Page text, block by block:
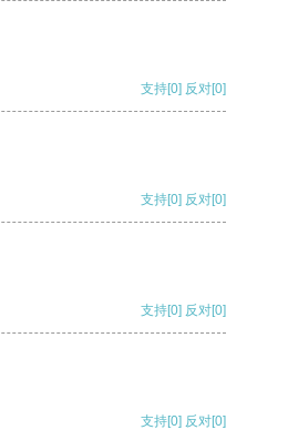
支持[0] 反对[0]
支持[0] 反对[0]
支持[0] 反对[0]
支持[0] 反对[0]